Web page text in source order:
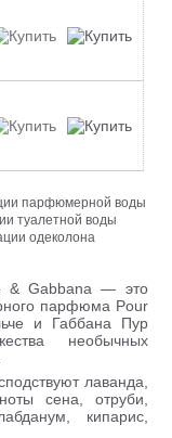
парфюмерной воды
туалетной воды
одеколона
& Gabbana — это
парфюма Pour
и Габбана Пур
необычных
лаванда,
сена, отруби,
кипарис,